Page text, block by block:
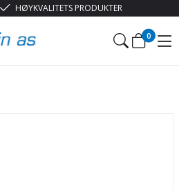
HØYKVALITETS PRODUKTER
0